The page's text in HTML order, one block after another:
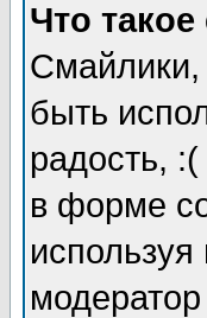
Что
Смайлики,
быть
радость,
в форме